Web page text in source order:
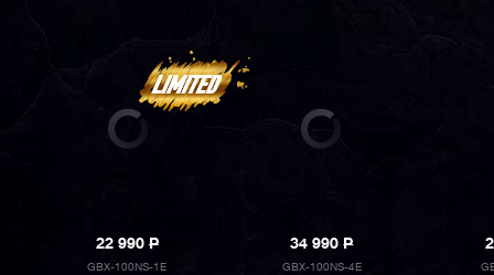
22 990P
GBX-100NS-1E
34 990P
GBX-100NS-4E